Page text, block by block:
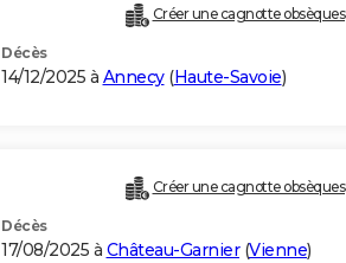
Créer une cagnotte obsèques
Décès
14/12/2025 à Annecy(Haute-Savoie)
Créer une cagnotte obsèques
Décès
17/08/2025 à Château-Garnier(Vienne)